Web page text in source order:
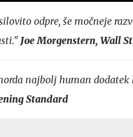
odpre, še močneje
Joe Morgenstern, Wall
najbolj human
Standard